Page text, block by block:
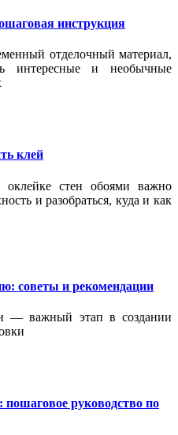
инструкция
отделочный материал,
интересные и необычные
клей
стен обоями важно
и разобраться, куда и как
советы и рекомендации
— важный этап в создании
руководство по